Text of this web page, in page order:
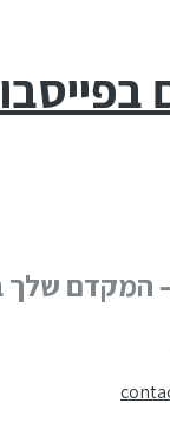
– המקדם